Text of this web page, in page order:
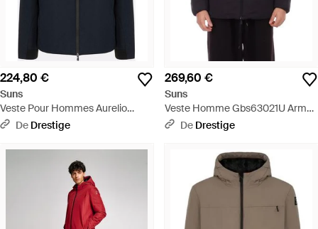
224,80 €
Suns
Veste Pour Hommes Aurelio
Velour Bleu Noir - Bleu
De Drestige
269,60 €
Suns
Veste Homme Gbs63021U Armee
Noir Veste Militaire Noir - Bleu
De Drestige